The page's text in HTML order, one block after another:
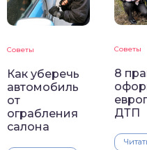
Советы
Как уберечь
автомобиль
от
ограбления
салона
Советы
8
ДТП